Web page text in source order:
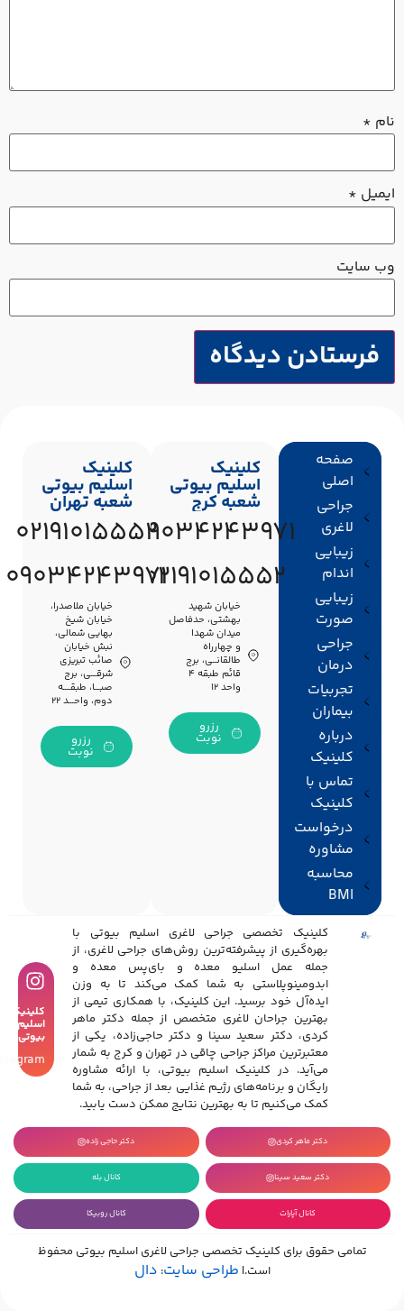
*
*
سایت
صفحه
اصلی
جراحی
لاغری
زیبایی
اندام
زیبایی
صورت
جراحی
درمان
تجربیات
بیماران
درباره
کلینیک
تماس با
کلینیک
درخواست
مشاوره
محاسبه
BMI
کلینیک
اسلیم بیوتی
شعبه کرج
09034243971
02191015552
خیابان شهید
بهشتی، حدفاصل
میدان شهدا
و چهارراه
طالقانــی، برج
قائم طبقه ۴
واحد ۱۲
رزرو
نوبت
کلینیک
اسلیم بیوتی
شعبه تهران
02191015552
09034243971
خیابان ملاصدرا،
خیابان شیخ
بهایی شمالی،
نبش خیابان
صائب تبریزی
شرقـــی، برج
صبـــا، طبقــــه
دوم، واحـــد ۲۲
رزرو
نوبت
کلینیک تخصصی جراحی لاغری اسلیم بیوتی با
بهره‌گیری از پیشرفته‌ترین روش‌های جراحی لاغری، از
جمله عمل اسلیو معده و بای‌پس معده و
ابدومینوپلاستی به شما کمک می‌کند تا به وزن
ایده‌آل خود برسید. این کلینیک، با همکاری تیمی از
بهترین جراحان لاغری متخصص از جمله دکتر ماهر
کردی، دکتر سعید سینا و دکتر حاجی‌زاده، یکی از
معتبرترین مراکز جراحی چاقی در تهران و کرج به شمار
می‌آید. در کلینیک اسلیم بیوتی، با ارائه مشاوره
رایگان و برنامه‌های رژیم غذایی بعد از جراحی، به شما
کمک می‌کنیم تا به بهترین نتایج ممکن دست یابید.
کلینیک
اسلیم
بیوتی
Instagram
دکتر ماهر کردی دکتر حاجی زاده
دکتر سعید سینا کانال بله
کانال آپارات کانال روبیکا
تمامی حقوق برای کلینیک تخصصی جراحی لاغری اسلیم بیوتی محفوظ
است.|طراحی سایت:دال